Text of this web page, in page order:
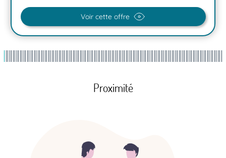
Voir cette offre
Proximité